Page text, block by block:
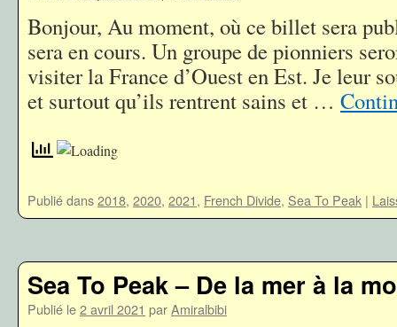
Bonjour, Au moment, où ce billet sera
sera en cours. Un groupe de pionniers
visiter la France d’Ouest en Est. Je leur
et surtout qu’ils rentrent sains et …
Publié dans2018, 2020, 2021, French Divide, Sea To Peak |
Sea To Peak – De la mer à la
Publié le2 avril 2021 parAmiralbibi